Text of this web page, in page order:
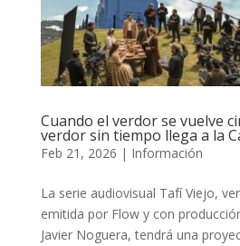
Cuando el verdor se vuelve
verdor sin tiempo llega a la
Feb 21, 2026 | Información
La serie audiovisual Tafí Viejo,
emitida por Flow y con
Javier Noguera, tendrá una